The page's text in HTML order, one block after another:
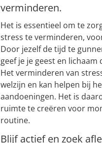
verminderen.
Het is essentieel om te
stress te verminderen,
Door jezelf de tijd te
geef je je geest en
Het verminderen van
welzijn en kan helpen bij
aandoeningen. Het is
ruimte te creëren voor
routine.
Blijf actief en zoek